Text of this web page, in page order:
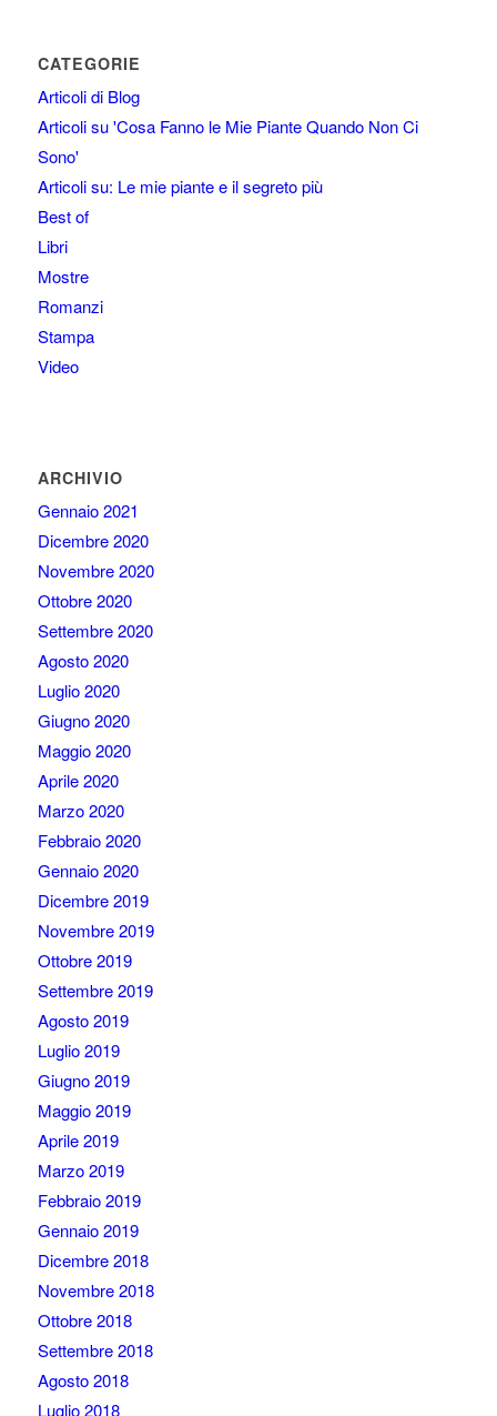
CATEGORIE
Articoli di Blog
Articoli su 'Cosa Fanno le Mie Piante Quando Non Ci
Sono'
Articoli su: Le mie piante e il segreto più
Best of
Libri
Mostre
Romanzi
Stampa
Video
ARCHIVIO
Gennaio 2021
Dicembre 2020
Novembre 2020
Ottobre 2020
Settembre 2020
Agosto 2020
Luglio 2020
Giugno 2020
Maggio 2020
Aprile 2020
Marzo 2020
Febbraio 2020
Gennaio 2020
Dicembre 2019
Novembre 2019
Ottobre 2019
Settembre 2019
Agosto 2019
Luglio 2019
Giugno 2019
Maggio 2019
Aprile 2019
Marzo 2019
Febbraio 2019
Gennaio 2019
Dicembre 2018
Novembre 2018
Ottobre 2018
Settembre 2018
Agosto 2018
Luglio 2018